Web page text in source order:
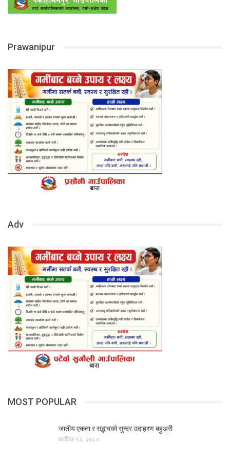
Prawanipur
Adv
MOST POPULAR
जातीय एकता र सद्भावको सुन्दर उदाहरण बहुअरी
कार्तिक १२, २०८०